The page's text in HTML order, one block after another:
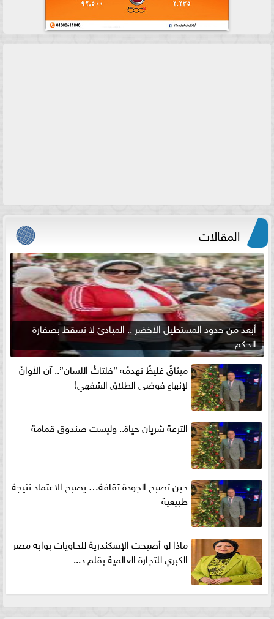
المقالات
أبعد من حدود المستطيل الأخضر .. المبادئ لا تسقط بصفارة
الحكم
ميثاقٌ غليظٌ تهدمُه ”فلتاتُ اللسان”.. آن الأوانُ
لإنهاءِ فوضى الطلاق الشفهي!
الترعة شريان حياة.. وليست صندوق قمامة
حين تصبح الجودة ثقافة… يصبح الاعتماد نتيجة
طبيعية
ماذا لو أصبحت الإسكندرية للحاويات بوابه مصر
الكبري للتجارة العالمية بقلم د...